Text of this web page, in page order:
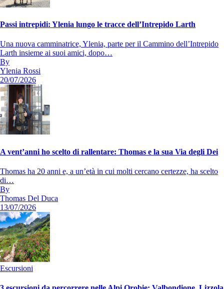
Passi intrepidi: Ylenia lungo le tracce dell’Intrepido Larth
Una nuova camminatrice, Ylenia, parte per il Cammino dell’Intrepido
Larth insieme ai suoi amici, dopo…
By
Ylenia Rossi
20/07/2026
A vent’anni ho scelto di rallentare: Thomas e la sua Via degli Dei
Thomas ha 20 anni e, a un’età in cui molti cercano certezze, ha scelto
di…
By
Thomas Del Duca
13/07/2026
Escursioni